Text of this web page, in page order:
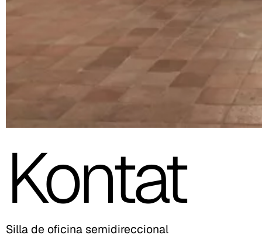
Kontat
Silla de oficina semidireccional